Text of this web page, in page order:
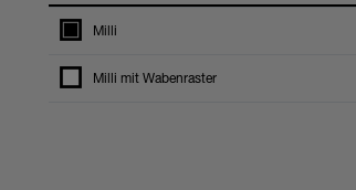
Milli
Milli mit Wabenraster